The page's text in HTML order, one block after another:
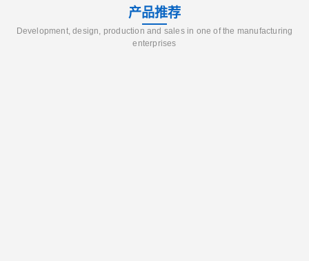
产品推荐
Development, design, production and sales in one of the manufacturing
enterprises